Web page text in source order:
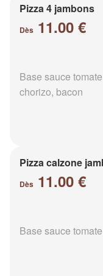
Pizza 4 jambons
Dès 11.00 €
Base sauce
chorizo, bacon
Pizza calzone
Dès 11.00 €
Base sauce